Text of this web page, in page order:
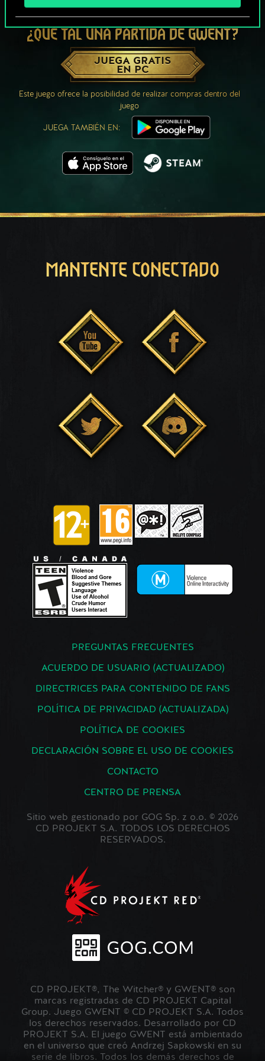
¿QUÉ TAL UNA PARTIDA DE GWENT?
JUEGA GRATIS
EN PC
Este juego ofrece la posibilidad de realizar compras dentro del
juego
JUEGA TAMBIÉN EN:
MANTENTE CONECTADO
PREGUNTAS FRECUENTES
ACUERDO DE USUARIO (ACTUALIZADO)
DIRECTRICES PARA CONTENIDO DE FANS
POLÍTICA DE PRIVACIDAD (ACTUALIZADA)
POLÍTICA DE COOKIES
DECLARACIÓN SOBRE EL USO DE COOKIES
CONTACTO
CENTRO DE PRENSA
Sitio web gestionado por GOG Sp. z o.o. © 2026
CD PROJEKT S.A. TODOS LOS DERECHOS
RESERVADOS.
CD PROJEKT®, The Witcher® y GWENT® son
marcas registradas de CD PROJEKT Capital
Group. Juego GWENT © CD PROJEKT S.A. Todos
los derechos reservados. Desarrollado por CD
PROJEKT S.A. El juego GWENT está ambientado
en el universo que creó Andrzej Sapkowski en su
serie de libros. Todos los demás derechos de